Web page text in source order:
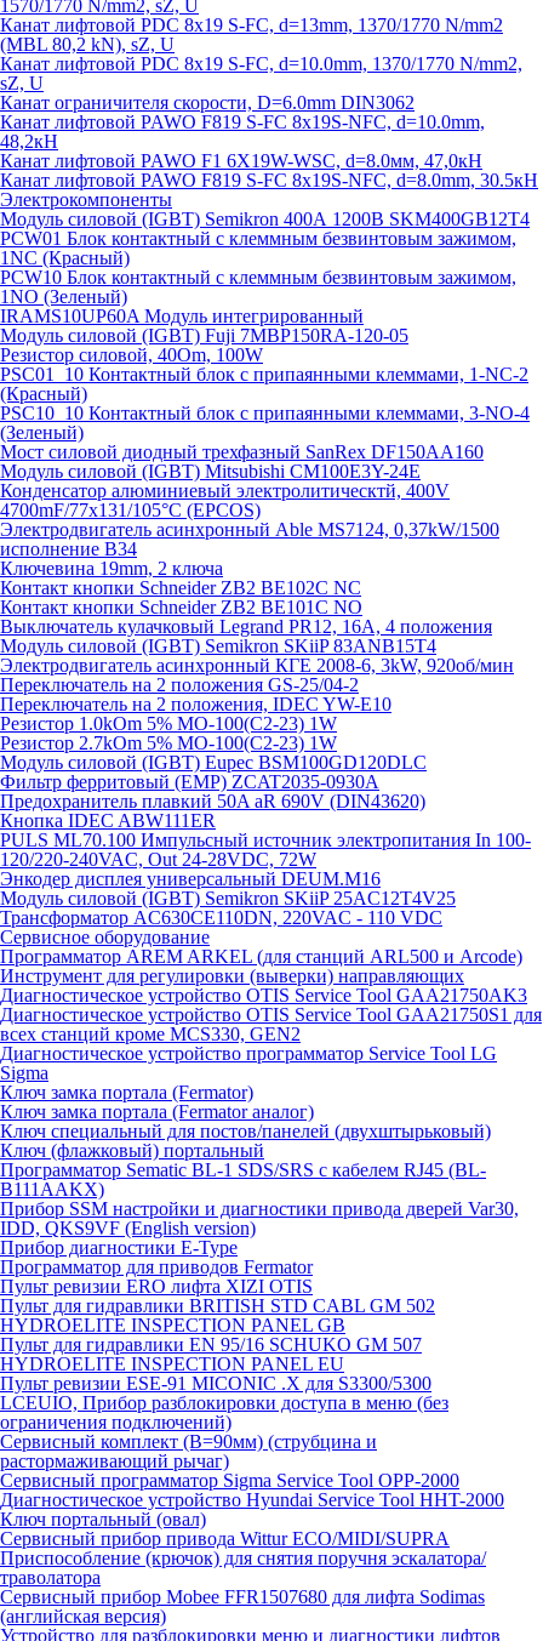
1570/1770 N/mm2, sZ, U
Канат лифтовой PDC 8х19 S-FC, d=13mm, 1370/1770 N/mm2
(MBL 80,2 kN), sZ, U
Канат лифтовой PDC 8x19 S-FC, d=10.0mm, 1370/1770 N/mm2,
sZ, U
Канат ограничителя скорости, D=6.0mm DIN3062
Канат лифтовой PAWO F819 S-FC 8х19S-NFC, d=10.0mm,
48,2кН
Канат лифтовой PAWO F1 6X19W-WSC, d=8.0мм, 47,0кН
Канат лифтовой PAWO F819 S-FC 8х19S-NFC, d=8.0mm, 30.5кН
Электрокомпоненты
Модуль силовой (IGBT) Semikron 400А 1200В SKM400GB12T4
PCW01 Блок контактный с клеммным безвинтовым зажимом,
1NC (Красный)
PCW10 Блок контактный с клеммным безвинтовым зажимом,
1NO (Зеленый)
IRAMS10UP60A Модуль интегрированный
Модуль силовой (IGBT) Fuji 7MBP150RA-120-05
Резистор силовой, 40Om, 100W
PSC01_10 Контактный блок с припаянными клеммами, 1-NC-2
(Красный)
PSC10_10 Контактный блок с припаянными клеммами, 3-NO-4
(Зеленый)
Мост силовой диодный трехфазный SanRex DF150AA160
Модуль силовой (IGBT) Mitsubishi CM100E3Y-24E
Конденсатор алюминиевый электролитическтй, 400V
4700mF/77x131/105°C (EPCOS)
Электродвигатель асинхронный Able MS7124, 0,37kW/1500
исполнение В34
Ключевина 19mm, 2 ключа
Контакт кнопки Schneider ZB2 BE102C NC
Контакт кнопки Schneider ZB2 BE101C NO
Выключатель кулачковый Legrand PR12, 16A, 4 положения
Модуль силовой (IGBT) Semikron SKiiP 83ANB15T4
Электродвигатель асинхронный КГЕ 2008-6, 3kW, 920об/мин
Переключатель на 2 положения GS-25/04-2
Переключатель на 2 положения, IDEC YW-E10
Резистор 1.0kOm 5% МО-100(С2-23) 1W
Резистор 2.7kOm 5% МО-100(С2-23) 1W
Модуль силовой (IGBT) Eupec BSM100GD120DLC
Фильтр ферритовый (EMP) ZCAT2035-0930A
Предохранитель плавкий 50A aR 690V (DIN43620)
Кнопка IDEC ABW111ER
PULS ML70.100 Импульсный источник электропитания In 100-
120/220-240VAC, Out 24-28VDC, 72W
Энкодер дисплея универсальный DEUM.M16
Модуль силовой (IGBT) Semikron SKiiP 25AC12T4V25
Трансформатор AC630CE110DN, 220VAC - 110 VDC
Сервисное оборудование
Программатор AREM ARKEL (для станций ARL500 и Arcode)
Инструмент для регулировки (выверки) направляющих
Диагностическое устройство OTIS Service Tool GAA21750AK3
Диагностическое устройство OTIS Service Tool GAA21750S1 для
всех станций кроме MCS330, GEN2
Диагностическое устройство программатор Service Tool LG
Sigma
Ключ замка портала (Fermator)
Ключ замка портала (Fermator аналог)
Ключ специальный для постов/панелей (двухштырьковый)
Ключ (флажковый) портальный
Программатор Sematic BL-1 SDS/SRS с кабелем RJ45 (BL-
B111AAKX)
Прибор SSM настройки и диагностики привода дверей Var30,
IDD, QKS9VF (English version)
Прибор диагностики E-Type
Программатор для приводов Fermator
Пульт ревизии ERO лифта XIZI OTIS
Пульт для гидравлики BRITISH STD CABL GM 502
HYDROELITE INSPECTION PANEL GB
Пульт для гидравлики EN 95/16 SCHUKO GM 507
HYDROELITE INSPECTION PANEL EU
Пульт ревизии ESE-91 MICONIC .X для S3300/5300
LCEUIO, Прибор разблокировки доступа в меню (без
ограничения подключений)
Сервисный комплект (В=90мм) (струбцина и
растормаживающий рычаг)
Сервисный программатор Sigma Service Tool OPP-2000
Диагностическое устройство Hyundai Service Tool HHT-2000
Ключ портальный (овал)
Сервисный прибор привода Wittur ECO/MIDI/SUPRA
Приспособление (крючок) для снятия поручня эскалатора/
траволатора
Сервисный прибор Mobee FFR1507680 для лифта Sodimas
(английская версия)
Устройство для разблокировки меню и диагностики лифтов